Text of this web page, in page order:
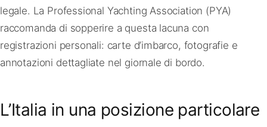
legale. La Professional Yachting Association (PYA)
raccomanda di sopperire a questa lacuna con
registrazioni personali: carte d’imbarco, fotografie e
annotazioni dettagliate nel giornale di bordo.
L’Italia in una posizione particolare